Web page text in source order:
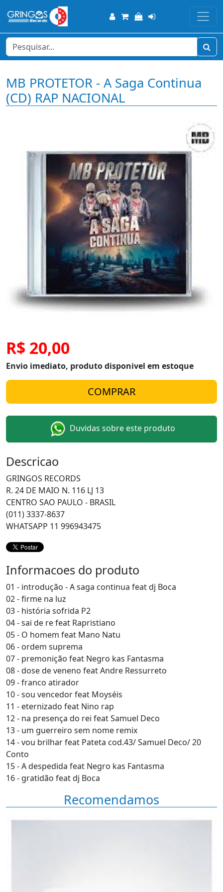
MB PROTETOR - A Saga Continua
(CD) RAP NACIONAL
R$ 20,00
Envio imediato, produto disponivel em estoque
Duvidas sobre este produto
Descricao
GRINGOS RECORDS
R. 24 DE MAIO N. 116 LJ 13
CENTRO SAO PAULO - BRASIL
(011) 3337-8637
WHATSAPP 11 996943475
Informacoes do produto
01 - introdução - A saga continua feat dj Boca
02 - firme na luz
03 - história sofrida P2
04 - sai de re feat Rapristiano
05 - O homem feat Mano Natu
06 - ordem suprema
07 - premonição feat Negro kas Fantasma
08 - dose de veneno feat Andre Ressurreto
09 - franco atirador
10 - sou vencedor feat Moyséis
11 - eternizado feat Nino rap
12 - na presença do rei feat Samuel Deco
13 - um guerreiro sem nome remix
14 - vou brilhar feat Pateta cod.43/ Samuel Deco/ 20
Conto
15 - A despedida feat Negro kas Fantasma
16 - gratidão feat dj Boca
Recomendamos